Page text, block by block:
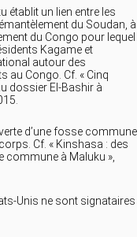
établit un lien entre les
du Soudan, à
du Congo pour lequel
Kagame et
autour des
au Congo. Cf. « Cinq
dossier El-Bashir à
d’une fosse commune
Cf. « Kinshasa : des
à Maluku »,
Unis ne sont signataires